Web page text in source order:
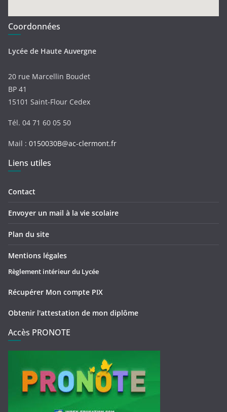
Coordonnées
Lycée de Haute Auvergne
20 rue Marcellin Boudet
BP 41
15101 Saint-Flour Cedex
Tél. 04 71 60 05 50
Mail : 0150030B@ac-clermont.fr
Liens utiles
Contact
Envoyer un mail à la vie scolaire
Plan du site
Mentions légales
Règlement intérieur du Lycée
Récupérer Mon compte PIX
Obtenir l'attestation de mon diplôme
Accès PRONOTE